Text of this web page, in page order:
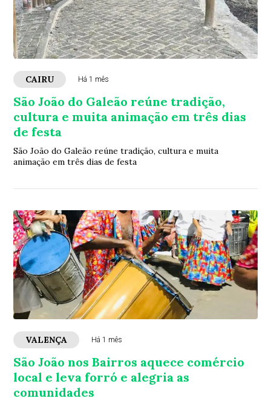
CAIRU Há 1 mês
São João do Galeão reúne tradição,
cultura e muita animação em três dias
de festa
São João do Galeão reúne tradição, cultura e muita
animação em três dias de festa
VALENÇA Há 1 mês
São João nos Bairros aquece comércio
local e leva forró e alegria as
comunidades